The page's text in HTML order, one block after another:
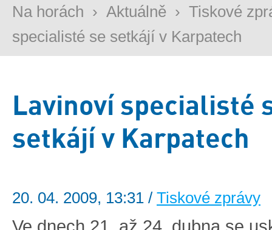
Na horách › Aktuálně › Tiskové
specialisté se setkájí v Karpatech
Lavinoví specialisté
setkájí v Karpatech
20. 04. 2009, 13:31 / Tiskové zprávy